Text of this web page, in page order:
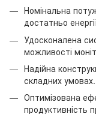
Номінальна
достатньо
Удосконалена
можливості
Надійна
складних умовах.
Оптимізована
продуктивність